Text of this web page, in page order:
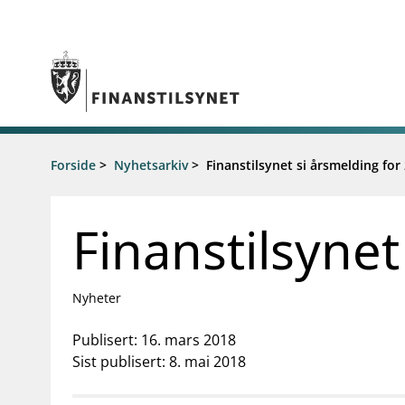
Tilsyn
Rapportere
Regelverk
Vedtak om foretaksspesifikt kapitalkrav
Åtvaringar om investeringsbedrageri
Aktuelt
Høringer
Brev
Forside > Nyhetsarkiv > Finanstilsynet si årsmelding for
Nyheter
Publisert: 16. mars 2018
Sist publisert: 8. mai 2018